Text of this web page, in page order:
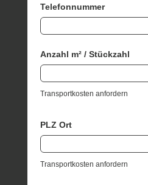
Telefonnummer
Anzahl m² / Stückzahl
Transportkosten anfordern
PLZ Ort
Transportkosten anfordern